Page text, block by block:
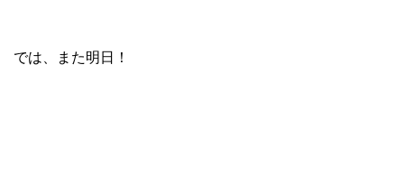
では、また明日！